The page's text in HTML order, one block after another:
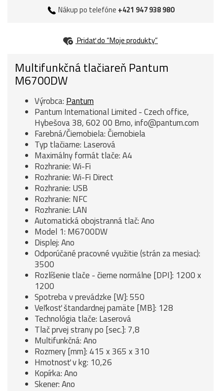
Nákup po telefóne +421 947 938 980
Pridať do “Moje produkty”
Multifunkčná tlačiareň Pantum
M6700DW
Výrobca: Pantum
Pantum International Limited - Czech office,
Hybešova 38, 602 00 Brno, info@pantum.com
Farebná/Čiernobiela: Čiernobiela
Typ tlačiarne: Laserová
Maximálny formát tlače: A4
Rozhranie: Wi-Fi
Rozhranie: Wi-Fi Direct
Rozhranie: USB
Rozhranie: NFC
Rozhranie: LAN
Automatická obojstranná tlač: Ano
Model 1: M6700DW
Displej: Ano
Odporúčané pracovné využitie (strán za mesiac):
3500
Rozlíšenie tlače - čierne normálne [DPI]: 1200 x
1200
Spotreba v prevádzke [W]: 550
Veľkosť štandardnej pamäte [MB]: 128
Technológia tlače: Laserová
Tlač prvej strany po [sec.]: 7,8
Multifunkčná: Ano
Rozmery [mm]: 415 x 365 x 310
Hmotnosť v kg: 10,26
Kopírka: Ano
Skener: Ano